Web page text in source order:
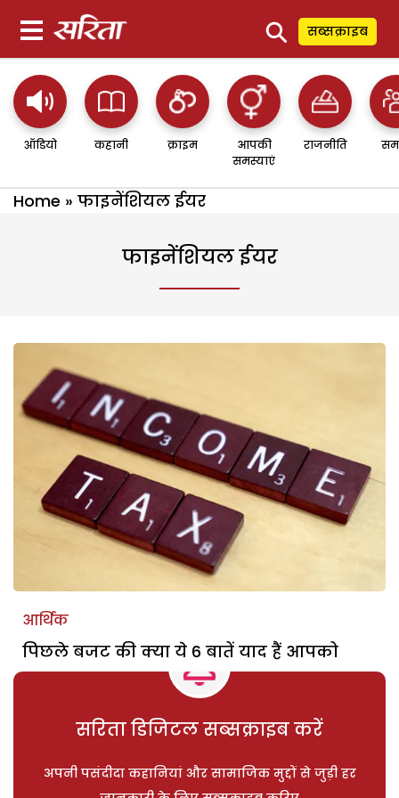
⚲ सब्सक्राइब
ऑडियो कहानी क्राइम
आपकी
समस्याएं
राजनीति
Home » फाइनेंशियल ईयर
फाइनेंशियल ईयर
आर्थिक
पिछले बजट की क्या ये 6 बातें याद हैं आपको
सरिता डिजिटल सब्सक्राइब करें
अपनी पसंदीदा कहानियां और सामाजिक मुद्दों से जुड़ी हर